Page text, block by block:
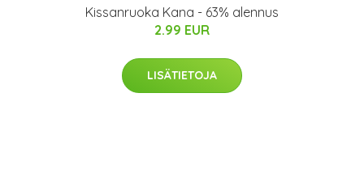
Kissanruoka Kana - 63% alennus
2.99 EUR
LISÄTIETOJA